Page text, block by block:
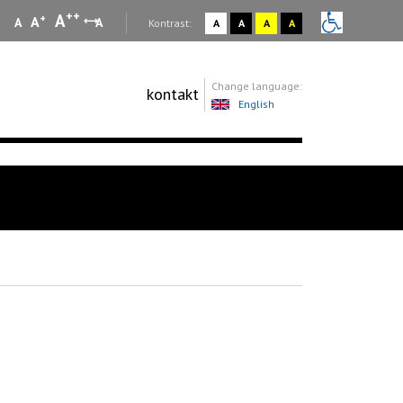
A A+ A++ A Kontrast: A A A A
kontakt
Change language:
English